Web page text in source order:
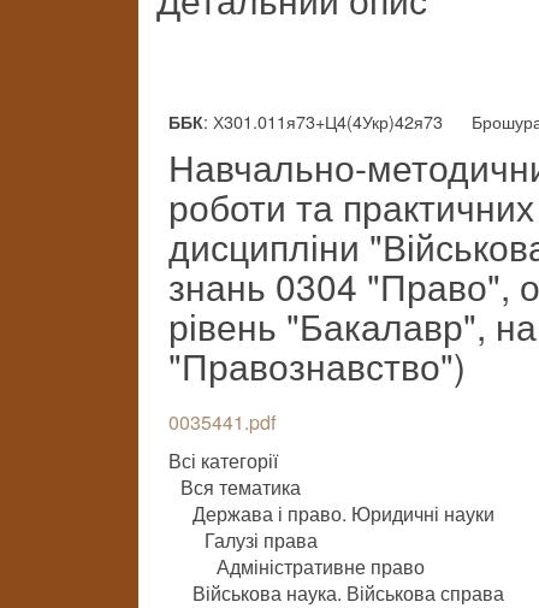
ББК: Х301.011я73+Ц4(4Укр)42я73
Навчально-
роботи та
дисципліни
знань 0304 "Право",
рівень "Бакалавр",
"Правознавство")
0035441.pdf
Всі категорії
Вся тематика
Держава і право. Юридичні науки
Галузі права
Адміністративне право
Військова наука. Військова справа